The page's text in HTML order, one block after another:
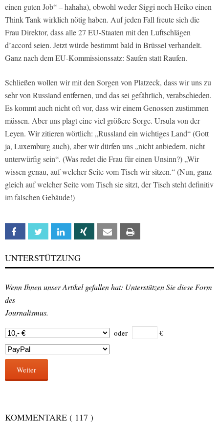
einen guten Job“ – hahaha), obwohl weder Siggi noch Heiko einen
Think Tank wirklich nötig haben. Auf jeden Fall freute sich die
Frau Direktor, dass alle 27 EU-Staaten mit den Luftschlägen
d’accord seien. Jetzt würde bestimmt bald in Brüssel verhandelt.
Ganz nach dem EU-Kommissionssatz: Saufen statt Raufen.
Schließen wollen wir mit den Sorgen von Platzeck, dass wir uns zu
sehr von Russland entfernen, und das sei gefährlich, verabschieden.
Es kommt auch nicht oft vor, dass wir einem Genossen zustimmen
müssen. Aber uns plagt eine viel größere Sorge. Ursula von der
Leyen. Wir zitieren wörtlich: „Russland ein wichtiges Land“ (Gott
ja, Luxemburg auch), aber wir dürfen uns „nicht anbiedern, nicht
unterwürfig sein“. (Was redet die Frau für einen Unsinn?) „Wir
wissen genau, auf welcher Seite vom Tisch wir sitzen.“ (Nun, ganz
gleich auf welcher Seite vom Tisch sie sitzt, der Tisch steht definitiv
im falschen Gebäude!)
Facebook Twitter Linkedin Xing Email
UNTERSTÜTZUNG
Wenn Ihnen unser Artikel gefallen hat: Unterstützen Sie diese Form
des
Journalismus.
oder €
Weiter
KOMMENTARE ( 117 )